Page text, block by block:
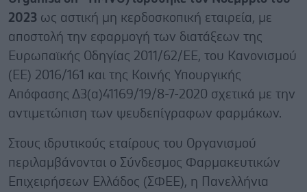
2023 ως αστική μη κερδοσκοπική εταιρεία, με
αποστολή την εφαρμογή των διατάξεων της
Ευρωπαϊκής Οδηγίας 2011/62/ΕΕ, του Κανονισμού
(ΕΕ) 2016/161 και της Κοινής Υπουργικής
Απόφασης Δ3(α)41169/19/8-7-2020 σχετικά με την
αντιμετώπιση των ψευδεπίγραφων φαρμάκων.
Στους ιδρυτικούς εταίρους του Οργανισμού
περιλαμβάνονται ο Σύνδεσμος Φαρμακευτικών
Επιχειρήσεων Ελλάδος (ΣΦΕΕ), η Πανελλήνια